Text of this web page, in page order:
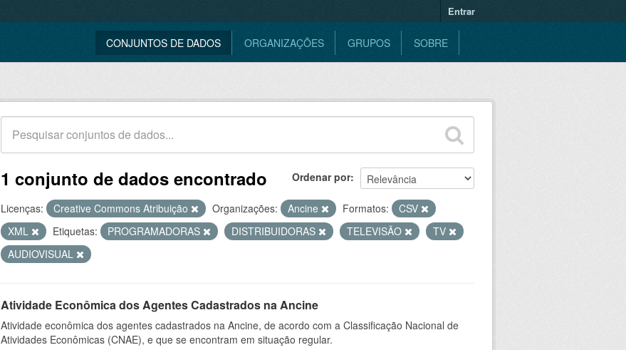
Entrar
CONJUNTOS DE DADOS ORGANIZAÇÕES GRUPOS SOBRE
Ordenar por
1 conjunto de dados encontrado
Licenças: Creative Commons Atribuição Organizações: Ancine Formatos:
CSV
XML
Etiquetas: PROGRAMADORAS DISTRIBUIDORAS TELEVISÃO
TV
AUDIOVISUAL
Atividade Econômica dos Agentes Cadastrados na Ancine
Atividade econômica dos agentes cadastrados na Ancine, de acordo com a Classificação Nacional de
Atividades Econômicas (CNAE), e que se encontram em situação regular.